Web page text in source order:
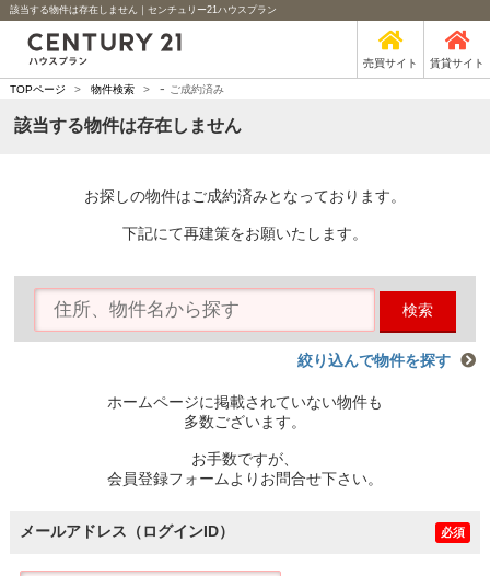
該当する物件は存在しません｜センチュリー21ハウスプラン
売買サイト 賃貸サイト
TOPページ > 物件検索 > - ご成約済み
該当する物件は存在しません
お探しの物件はご成約済みとなっております。
下記にて再建策をお願いたします。
検索
絞り込んで物件を探す
ホームページに掲載されていない物件も
多数ございます。
お手数ですが、
会員登録フォームよりお問合せ下さい。
メールアドレス（ログインID） 必須